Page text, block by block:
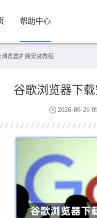
帮助中心
览器扩展安装教程
谷歌浏览器下
2026-06-26